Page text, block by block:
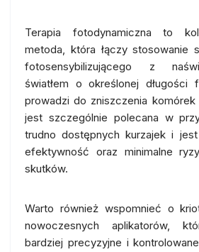
Terapia fotodynamiczna to
metoda, która łączy stosowanie
fotosensybilizującego z
światłem o określonej długości
prowadzi do zniszczenia komórek
jest szczególnie polecana w
trudno dostępnych kurzajek i
efektywność oraz minimalne
skutków.
Warto również wspomnieć o
nowoczesnych aplikatorów,
bardziej precyzyjne i